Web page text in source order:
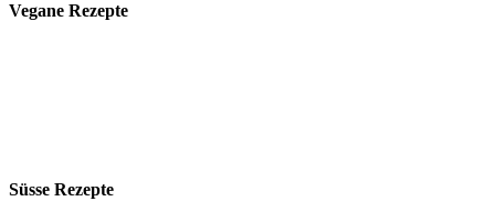
Vegane Rezepte
Süsse Rezepte